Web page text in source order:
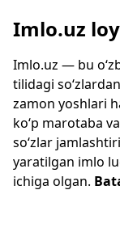
Imlo.uz
Imlo.uz — bu
tilidagi
zamon yoshlari
ko‘p marotaba
so‘zlar
yaratilgan imlo
ichiga olgan.